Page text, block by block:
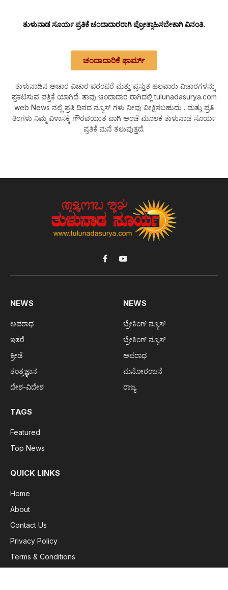
ತುಳುನಾಡ ಸೂರ್ಯ ಪ್ರತಿಕೆ ಚಂದಾದಾರರಾಗಿ ಪ್ರೋತ್ಸಾಹಿಸಬೇಕಾಗಿ ವಿನಂತಿ.
ಚಂದಾದಾರಿಕೆ ಫಾರ್ಮ್
ತುಳುನಾಡಿನ ಅಚಾರ ವಿಚಾರ ಪರಂಪರೆ ಮತ್ತು ಪ್ರಸ್ತುತ ಹಲವಾರು ವಿಚಾರಗಳನ್ನು
ಪ್ರಕಟಿಸುವ ಪತ್ರಿಕೆ ಯಾಗಿದೆ. ತಾವು ಚಂದಾದಾರ ರಾಗಿದಲ್ಲಿ tulunadasurya.com
web News ನಲ್ಲಿ ಪ್ರತಿ ದಿನದ ನ್ಯೂಸ್ ಗಳು ನೀವು ವೀಕ್ಷಿಸಬಹುದು . ಮತ್ತು ಪ್ರತಿ
ತಿಂಗಳು ನಿಮ್ಮ ವಿಳಾಸಕ್ಕೆ ಗೌರವಯುತ ವಾಗಿ ಅಂಚೆ ಮೂಲಕ ತುಳುನಾಡ ಸೂರ್ಯ
ಪ್ರತಿಕೆ ಮನೆ ತಲುಪುತ್ತದೆ.
FacebookYouTube
NEWS
ಅಪರಾಧ
ಇತರೆ
ಕ್ರೀಡೆ
ತಂತ್ರಜ್ಞಾನ
ದೇಶ-ವಿದೇಶ
NEWS
ಬ್ರೇಕಿಂಗ್ ನ್ಯೂಸ್
ಬ್ರೇಕಿಂಗ್ ನ್ಯೂಸ್
ಅಪರಾಧ
ಮನೋರಂಜನೆ
ರಾಜ್ಯ
TAGS
Featured
Top News
QUICK LINKS
Home
About
Contact Us
Privacy Policy
Terms & Conditions